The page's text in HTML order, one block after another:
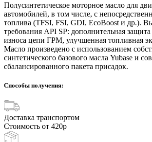
Полусинтетическое моторное масло для
автомобилей, в том числе, с
топлива (TFSI, FSI, GDI, EcoBoost и др.).
требования API SP: дополнительная
износа цепи ГРМ, улучшенная топливная
Масло произведено с использованием
синтетического базового масла Yubase и
сбалансированного пакета присадок.
Способы получения:
Доставка транспортом
Стоимость от 420р